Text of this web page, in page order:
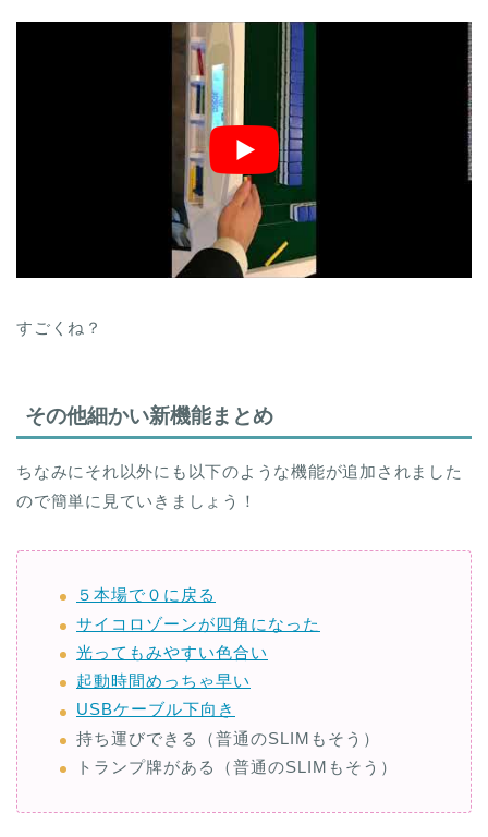
すごくね？
その他細かい新機能まとめ
ちなみにそれ以外にも以下のような機能が追加されました
ので簡単に見ていきましょう！
５本場で０に戻る
サイコロゾーンが四角になった
光ってもみやすい色合い
起動時間めっちゃ早い
USBケーブル下向き
持ち運びできる（普通のSLIMもそう）
トランプ牌がある（普通のSLIMもそう）